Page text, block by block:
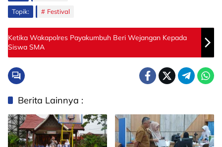
Topik: Festival
Ketika Wakapolres Payakumbuh Beri Wejangan Kepada
Siswa SMA
Berita Lainnya :